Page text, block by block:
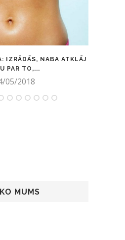
IZRĀDĀS, NABA ATKLĀJ
PAR TO,...
05/2018
MUMS